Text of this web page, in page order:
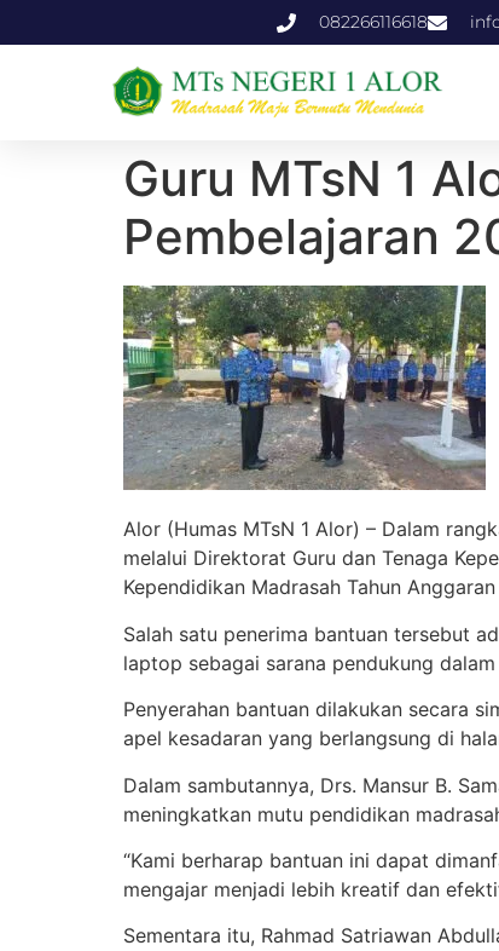
082266116618
Guru MTsN 1
Pembelajaran
Alor (Humas MTsN 1 Alor) – Dalam
melalui Direktorat Guru dan Tenaga
Kependidikan Madrasah Tahun
Salah satu penerima bantuan tersebut
laptop sebagai sarana pendukung
Penyerahan bantuan dilakukan secara
apel kesadaran yang berlangsung di
Dalam sambutannya, Drs. Mansur B.
meningkatkan mutu pendidikan
“Kami berharap bantuan ini dapat
mengajar menjadi lebih kreatif dan
Sementara itu, Rahmad Satriawan